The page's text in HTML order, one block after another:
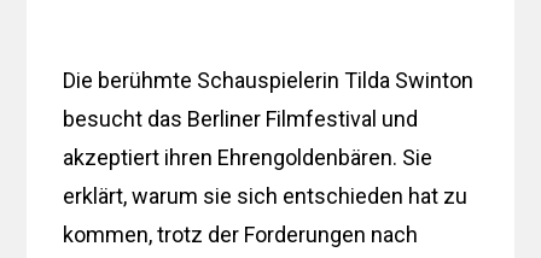
Die berühmte Schauspielerin Tilda Swinton
besucht das Berliner Filmfestival und
akzeptiert ihren Ehrengoldenbären. Sie
erklärt, warum sie sich entschieden hat zu
kommen, trotz der Forderungen nach